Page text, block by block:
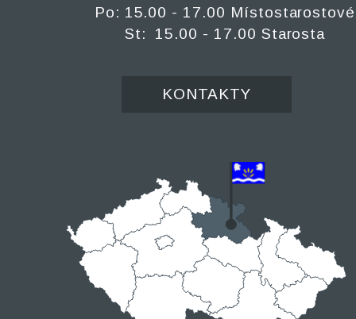
Po: 15.00 - 17.00 Místostarostové
St: 15.00 - 17.00 Starosta
KONTAKTY